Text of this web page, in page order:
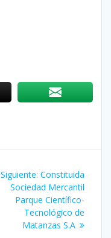
Siguiente: Siguiente
entrada:
Constituida
Sociedad Mercantil
Parque Científico-
Tecnológico de
Matanzas S.A